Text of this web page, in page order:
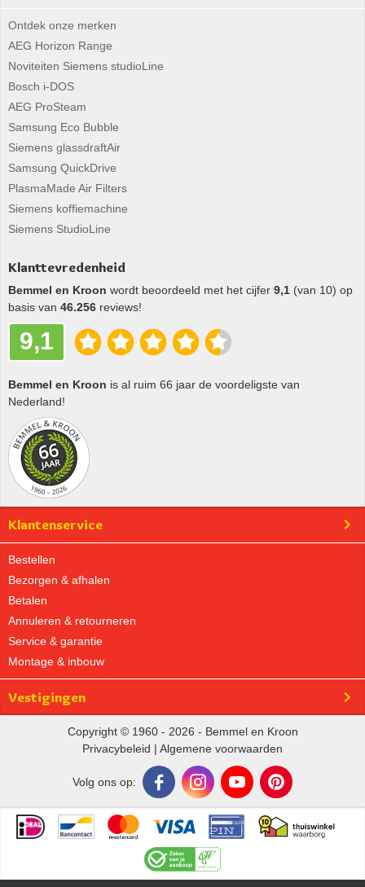
Ontdek onze merken
AEG Horizon Range
Noviteiten Siemens studioLine
Bosch i-DOS
AEG ProSteam
Samsung Eco Bubble
Siemens glassdraftAir
Samsung QuickDrive
PlasmaMade Air Filters
Siemens koffiemachine
Siemens StudioLine
Klanttevredenheid
Bemmel en Kroon wordt beoordeeld met het cijfer 9,1 (van 10) op
basis van 46.256 reviews!
9,1
Bemmel en Kroon is al ruim 66 jaar de voordeligste van
Nederland!
Klantenservice
Bestellen
Bezorgen & afhalen
Betalen
Annuleren & retourneren
Service & garantie
Montage & inbouw
Vestigingen
Copyright © 1960 - 2026 - Bemmel en Kroon
Privacybeleid | Algemene voorwaarden
Volg ons op: